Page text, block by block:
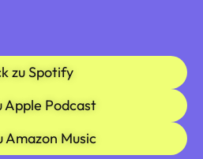
zu Spotify
Apple Podcast
Amazon Music